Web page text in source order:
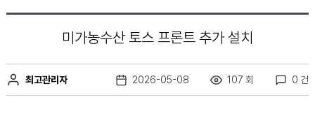
미가농수산 토스 프론트 추가 설치
최고관리자 2026-05-08 107 회 0 건